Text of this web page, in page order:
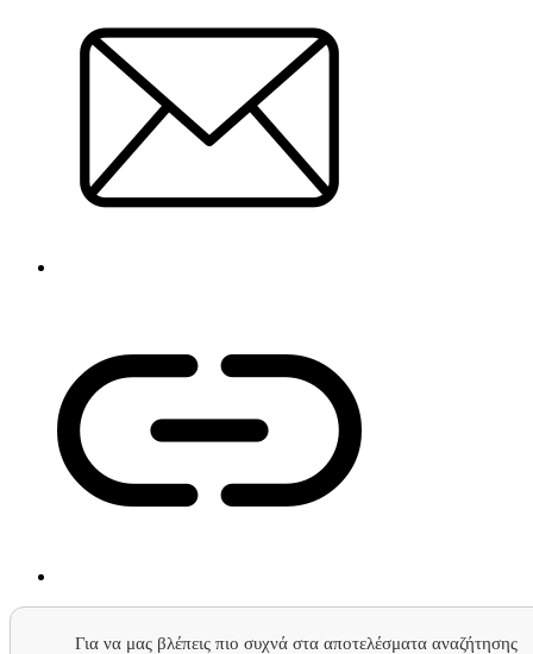
Για να μας βλέπεις πιο συχνά στα αποτελέσματα αναζήτησης